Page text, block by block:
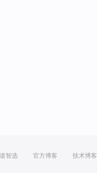
智选 官方博客 技术博客